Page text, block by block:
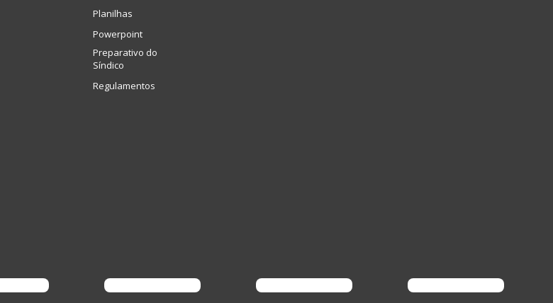
Planilhas
Powerpoint
Preparativo do
Síndico
Regulamentos